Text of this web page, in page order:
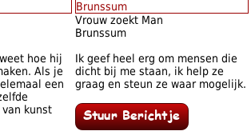
hoe hij
Als je
een
kunst
Vrouw zoekt Man
Brunssum
Ik geef heel erg om mensen die
dicht bij me staan, ik help ze
graag en steun ze waar mogelijk.